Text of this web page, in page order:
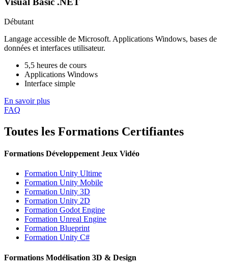
Débutant
Langage accessible de Microsoft. Applications Windows, bases de
données et interfaces utilisateur.
5,5 heures de cours
Applications Windows
Interface simple
En savoir plus
FAQ
Toutes les Formations Certifiantes
Formations Développement Jeux Vidéo
Formation Unity Ultime
Formation Unity Mobile
Formation Unity 3D
Formation Unity 2D
Formation Godot Engine
Formation Unreal Engine
Formation Blueprint
Formation Unity C#
Formations Modélisation 3D & Design